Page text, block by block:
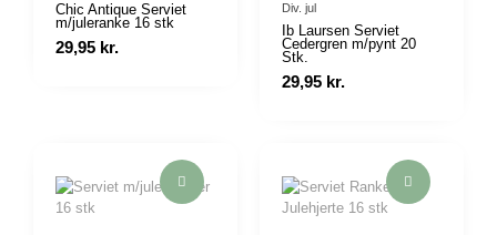
Chic Antique Serviet
m/juleranke 16 stk
29,95 kr.
Div. jul
Ib Laursen Serviet
Cedergren m/pynt 20
Stk.
29,95 kr.